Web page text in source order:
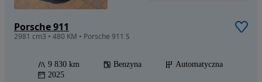
Porsche 911
2981 cm3 • 480 KM • Porsche 911 S
9 830 km Benzyna
Automatyczna
2025